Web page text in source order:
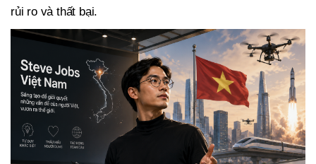
rủi ro và thất bại.